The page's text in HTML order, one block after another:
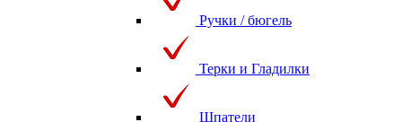
Ручки / бюгель
Терки и Гладилки
Шпатели